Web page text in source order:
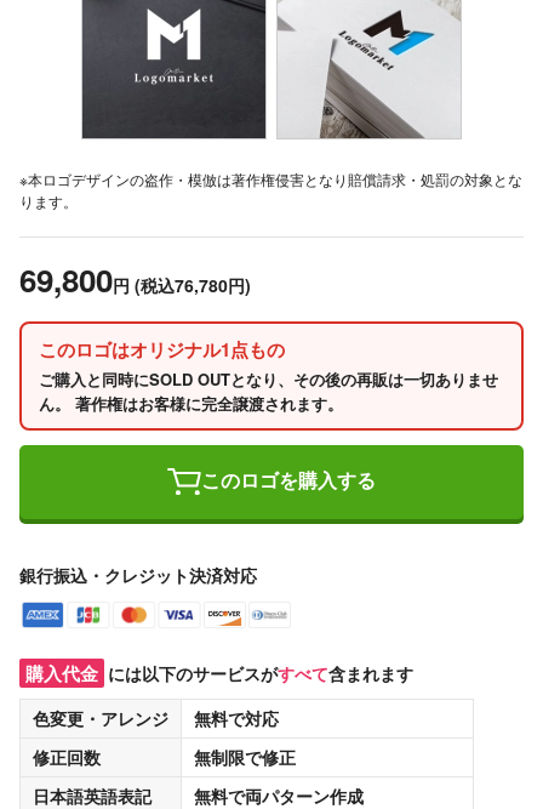
※本ロゴデザインの盗作・模倣は著作権侵害となり賠償請求・処罰の対象とな
ります。
69,800円 (税込76,780円)
このロゴはオリジナル1点もの
ご購入と同時にSOLD OUTとなり、その後の再販は一切ありませ
ん。 著作権はお客様に完全譲渡されます。
このロゴを購入する
銀行振込・クレジット決済対応
購入代金 には以下のサービスがすべて含まれます
色変更・アレンジ
無料で対応
修正回数
無制限で修正
日本語英語表記
無料で両パターン作成